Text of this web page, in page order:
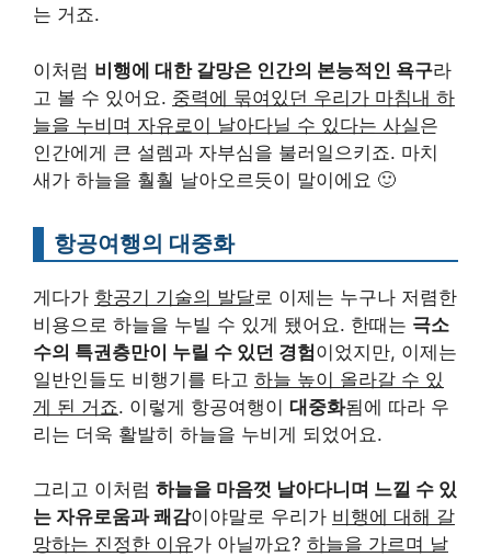
는 거죠.
이처럼 비행에 대한 갈망은 인간의 본능적인 욕구라
고 볼 수 있어요. 중력에 묶여있던 우리가 마침내 하
늘을 누비며 자유로이 날아다닐 수 있다는 사실은
인간에게 큰 설렘과 자부심을 불러일으키죠. 마치
새가 하늘을 훨훨 날아오르듯이 말이에요 🙂
항공여행의 대중화
게다가 항공기 기술의 발달로 이제는 누구나 저렴한
비용으로 하늘을 누빌 수 있게 됐어요. 한때는 극소
수의 특권층만이 누릴 수 있던 경험이었지만, 이제는
일반인들도 비행기를 타고 하늘 높이 올라갈 수 있
게 된 거죠. 이렇게 항공여행이 대중화됨에 따라 우
리는 더욱 활발히 하늘을 누비게 되었어요.
그리고 이처럼 하늘을 마음껏 날아다니며 느낄 수 있
는 자유로움과 쾌감이야말로 우리가 비행에 대해 갈
망하는 진정한 이유가 아닐까요? 하늘을 가르며 날